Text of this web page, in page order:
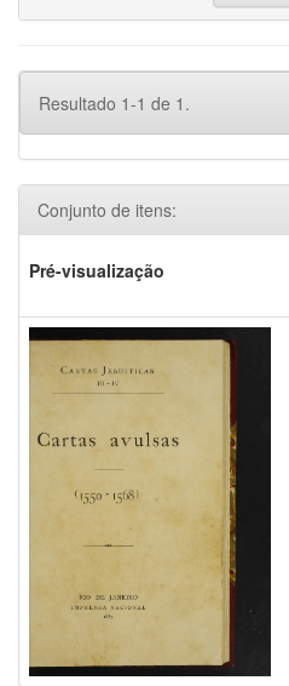
Resultado 1-1 de 1.
Conjunto de itens:
Pré-visualização